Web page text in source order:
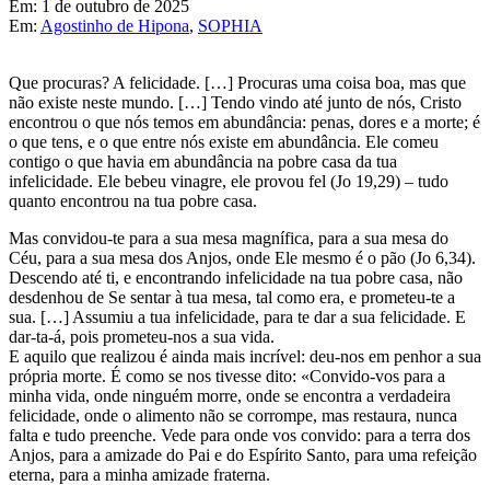
Em: 1 de outubro de 2025
Em: Agostinho de Hipona, SOPHIA
Que procuras? A felicidade. […] Procuras uma coisa boa, mas que
não existe neste mundo. […] Tendo vindo até junto de nós, Cristo
encontrou o que nós temos em abundância: penas, dores e a morte; é
o que tens, e o que entre nós existe em abundância. Ele comeu
contigo o que havia em abundância na pobre casa da tua
infelicidade. Ele bebeu vinagre, ele provou fel (Jo 19,29) – tudo
quanto encontrou na tua pobre casa.
Mas convidou-te para a sua mesa magnífica, para a sua mesa do
Céu, para a sua mesa dos Anjos, onde Ele mesmo é o pão (Jo 6,34).
Descendo até ti, e encontrando infelicidade na tua pobre casa, não
desdenhou de Se sentar à tua mesa, tal como era, e prometeu-te a
sua. […] Assumiu a tua infelicidade, para te dar a sua felicidade. E
dar-ta-á, pois prometeu-nos a sua vida.
E aquilo que realizou é ainda mais incrível: deu-nos em penhor a sua
própria morte. É como se nos tivesse dito: «Convido-vos para a
minha vida, onde ninguém morre, onde se encontra a verdadeira
felicidade, onde o alimento não se corrompe, mas restaura, nunca
falta e tudo preenche. Vede para onde vos convido: para a terra dos
Anjos, para a amizade do Pai e do Espírito Santo, para uma refeição
eterna, para a minha amizade fraterna.